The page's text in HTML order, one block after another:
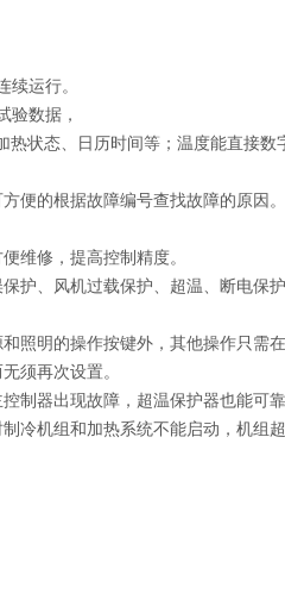
续运行。
验数据，
状态、日历时间等；温度能直接数
便的根据故障编号查找故障的原因。
维修，提高控制精度。
护、风机过载保护、超温、断电保
照明的操作按键外，其他操作只需
须再次设置。
制器出现故障，超温保护器也能可
冷机组和加热系统不能启动，机组